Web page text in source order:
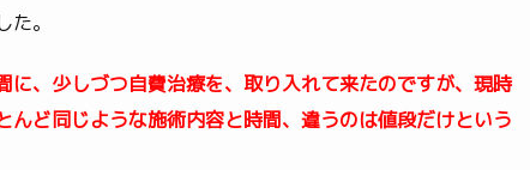
。
に、少しづつ自費治療を、取り入れて来たのですが、現時
んど同じような施術内容と時間、違うのは値段だけという